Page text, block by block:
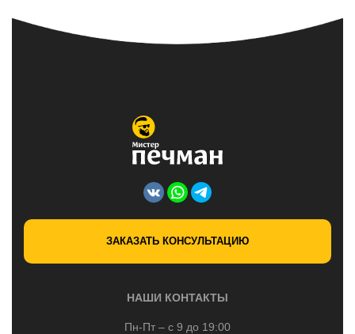
ЗАКАЗАТЬ КОНСУЛЬТАЦИЮ
НАШИ КОНТАКТЫ
Пн-Пт – с 9 до 19:00